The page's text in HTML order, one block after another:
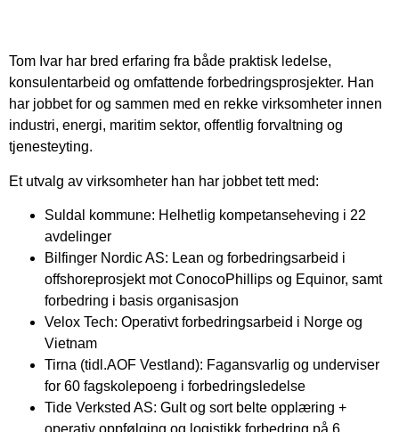
Tom Ivar har bred erfaring fra både praktisk ledelse,
konsulentarbeid og omfattende forbedringsprosjekter. Han
har jobbet for og sammen med en rekke virksomheter innen
industri, energi, maritim sektor, offentlig forvaltning og
tjenesteyting.
Et utvalg av virksomheter han har jobbet tett med:
Suldal kommune: Helhetlig kompetanseheving i 22
avdelinger
Bilfinger Nordic AS: Lean og forbedringsarbeid i
offshoreprosjekt mot ConocoPhillips og Equinor, samt
forbedring i basis organisasjon
Velox Tech: Operativt forbedringsarbeid i Norge og
Vietnam
Tirna (tidl.AOF Vestland): Fagansvarlig og underviser
for 60 fagskolepoeng i forbedringsledelse
Tide Verksted AS: Gult og sort belte opplæring +